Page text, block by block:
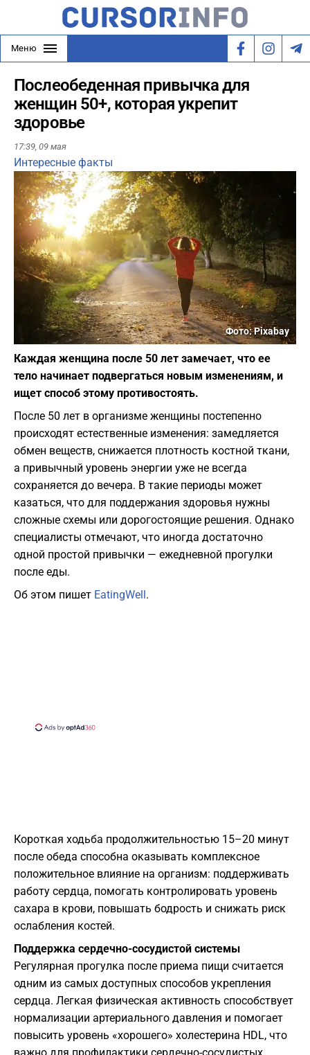
Меню
Послеобеденная привычка для
женщин 50+, которая укрепит
здоровье
17:39, 09 мая
Интересные факты
Фото: Pixabay
Каждая женщина после 50 лет замечает, что ее
тело начинает подвергаться новым изменениям, и
ищет способ этому противостоять.
После 50 лет в организме женщины постепенно
происходят естественные изменения: замедляется
обмен веществ, снижается плотность костной ткани,
а привычный уровень энергии уже не всегда
сохраняется до вечера. В такие периоды может
казаться, что для поддержания здоровья нужны
сложные схемы или дорогостоящие решения. Однако
специалисты отмечают, что иногда достаточно
одной простой привычки — ежедневной прогулки
после еды.
Об этом пишет EatingWell .
Короткая ходьба продолжительностью 15–20 минут
после обеда способна оказывать комплексное
положительное влияние на организм: поддерживать
работу сердца, помогать контролировать уровень
сахара в крови, повышать бодрость и снижать риск
ослабления костей.
Поддержка сердечно-сосудистой системы
Регулярная прогулка после приема пищи считается
одним из самых доступных способов укрепления
сердца. Легкая физическая активность способствует
нормализации артериального давления и помогает
повысить уровень «хорошего» холестерина HDL, что